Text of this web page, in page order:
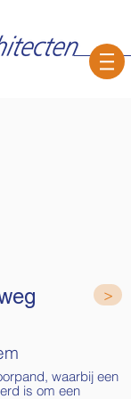
>
waarbij een
is om een